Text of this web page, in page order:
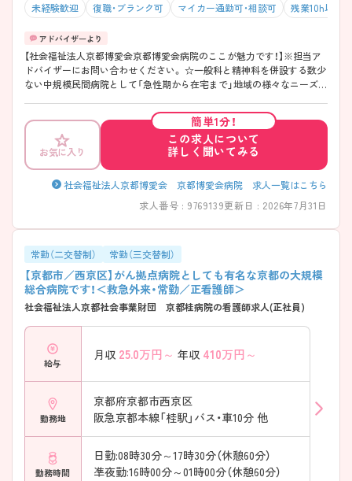
未経験歓迎 復職・ブランク可 マイカー通勤可・相談可 残業10h以下（
【社会福祉法人京都博愛会京都博愛会病院のここが魅力です！】※担当ア
ドバイザーにお問い合わせください。 ☆一般科と精神科を併設する数少
ない中規模民間病院として「急性期から在宅まで」地域の様々なニーズに
があります。臨時実習の受け入れもされており、幅広い教育を行ってお
られます。 ☆年間休日110日！有給消化率8割以上、残業時間も月間5時間
程度と、プライベートと両立したい方にもおすすめです。
お気に入り
簡単1分！
この求人について
詳しく聞いてみる
社会福祉法人京都博愛会 京都博愛会病院 求人一覧はこちら
求人番号 : 9769139更新日 : 2026年7月31日
常勤（二交替制） 常勤（三交替制）
【京都市／西京区】がん拠点病院としても有名な京都の大規模
総合病院です！＜救急外来・常勤／正看護師＞
社会福祉法人京都社会事業財団 京都桂病院の看護師求人(正社員)
給与
月収 25.0万円～ 年収 410万円～
勤務地
京都府京都市西京区
阪急京都本線「桂駅」バス・車10分 他
勤務時間
日勤:08時30分～17時30分（休憩60分）
凖夜勤:16時00分～01時00分（休憩60分）